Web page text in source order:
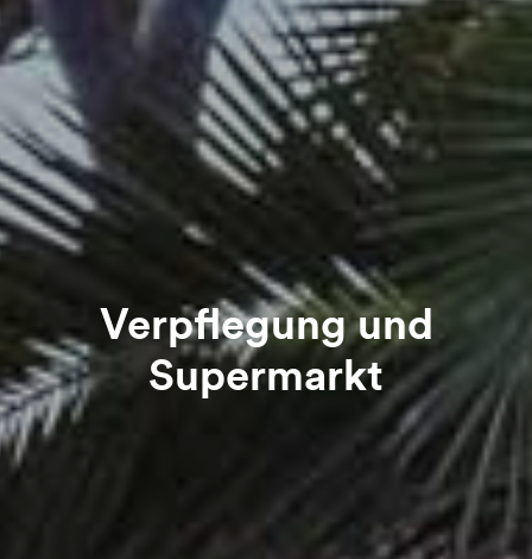
Verpflegung und
Supermarkt